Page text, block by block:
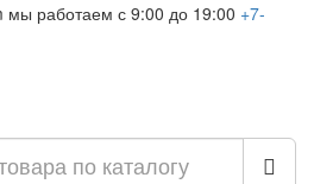
мы работаем с 9:00 до 19:00 +7-